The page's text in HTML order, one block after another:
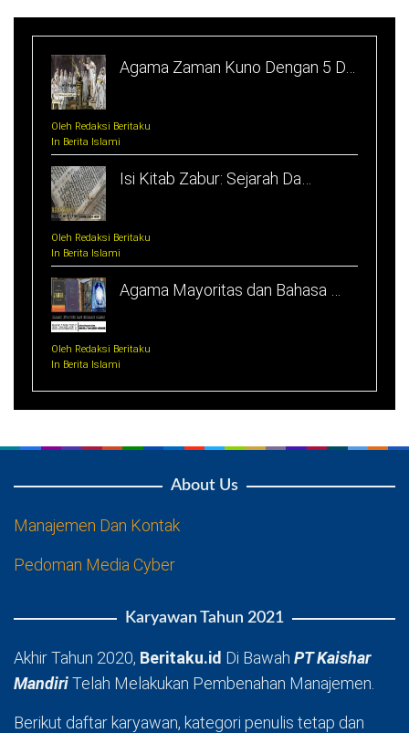
Agama Zaman Kuno Dengan 5 D…
Oleh Redaksi Beritaku
In Berita Islami
Isi Kitab Zabur: Sejarah Da…
Oleh Redaksi Beritaku
In Berita Islami
Agama Mayoritas dan Bahasa …
Oleh Redaksi Beritaku
In Berita Islami
About Us
Manajemen Dan Kontak
Pedoman Media Cyber
Karyawan Tahun 2021
Akhir Tahun 2020, Beritaku.id Di Bawah PT Kaishar
MandiriTelah Melakukan Pembenahan Manajemen.
Berikut daftar karyawan, kategori penulis tetap dan